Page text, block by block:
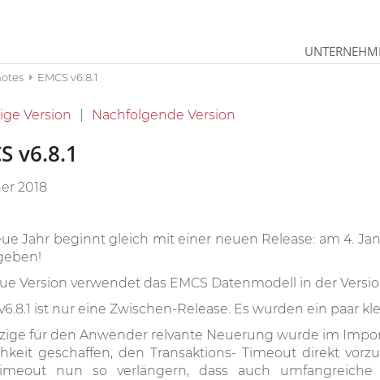
EMCS v6.8.1
Version Nachfolgende Version
v6.8.1
2018
Jahr beginnt gleich mit einer neuen Release: am 4.
Version verwendet das EMCS Datenmodell in der
ist nur eine Zwischen-Release. Es wurden ein paar
für den Anwender relvante Neuerung wurde im
geschaffen, den Transaktions- Timeout direkt
nun so verlängern, dass auch